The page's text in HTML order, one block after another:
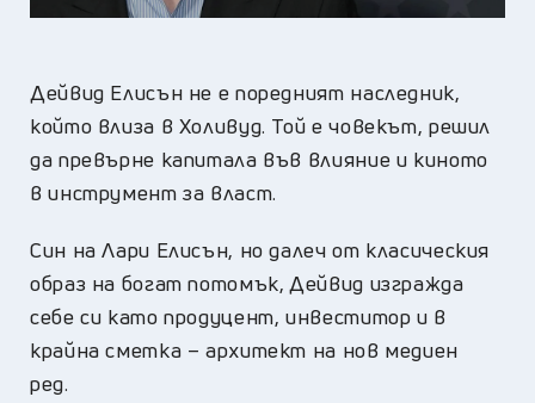
Дейвид Елисън не е поредният наследник,
който влиза в Холивуд. Той е човекът, решил
да превърне капитала във влияние и киното
в инструмент за власт.
Син на Лари Елисън, но далеч от класическия
образ на богат потомък, Дейвид изгражда
себе си като продуцент, инвеститор и в
крайна сметка – архитект на нов медиен
ред.